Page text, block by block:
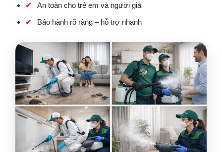
An toàn cho trẻ em và người già
Bảo hành rõ ràng – hỗ trợ nhanh